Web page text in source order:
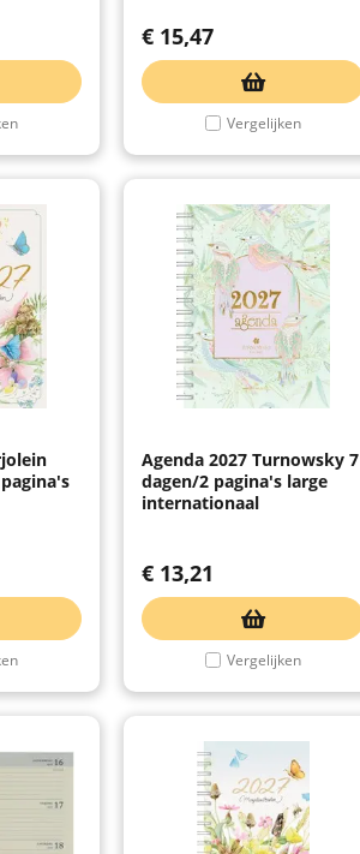
€ 15,47
Vergelijken
Agenda 2027 Turnowsky 7
dagen/2 pagina's large
internationaal
€ 13,21
Vergelijken